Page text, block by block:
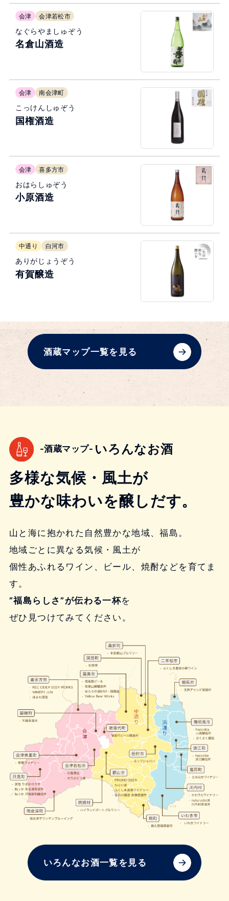
会津 会津若松市
なぐらやましゅぞう
名倉山酒造
会津 南会津町
こっけんしゅぞう
国権酒造
会津 喜多方市
おはらしゅぞう
小原酒造
中通り 白河市
ありがじょうぞう
有賀醸造
酒蔵マップ一覧を見る
-酒蔵マップ- いろんなお酒
多様な気候・風土が
豊かな味わいを醸しだす。
山と海に抱かれた自然豊かな地域、福島。
地域ごとに異なる気候・風土が
個性あふれるワイン、ビール、焼酎などを育てま
す。
”福島らしさ”が伝わる一杯を
ぜひ見つけてみてください。
いろんなお酒一覧を見る